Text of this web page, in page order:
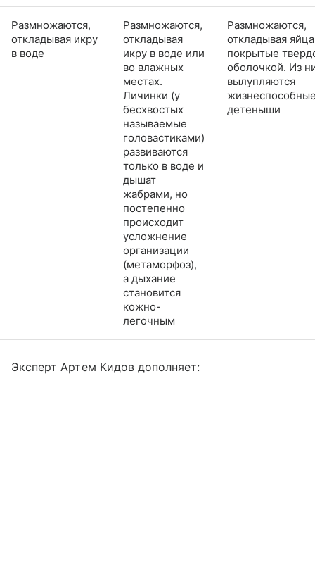
Размножаются,
откладывая икру
в воде
Размножаются,
откладывая
икру в воде или
во влажных
местах.
Личинки (у
бесхвостых
называемые
головастиками)
развиваются
только в воде и
дышат
жабрами, но
постепенно
происходит
усложнение
организации
(метаморфоз),
а дыхание
становится
кожно-
легочным
Размножаются,
откладывая
покрытые
оболочкой. Из
вылупляются
детеныши
Эксперт Артем Кидов дополняет: